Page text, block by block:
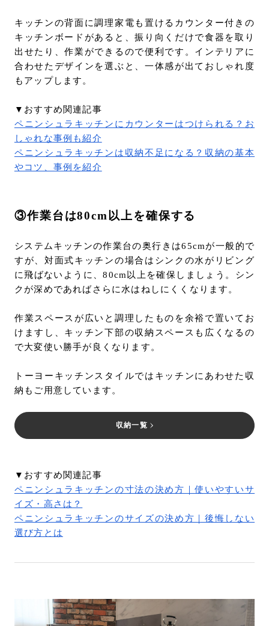
キッチンの背面に調理家電も置けるカウンター付きの
キッチンボードがあると、振り向くだけで食器を取り
出せたり、作業ができるので便利です。インテリアに
合わせたデザインを選ぶと、一体感が出ておしゃれ度
もアップします。
▼おすすめ関連記事
ペニンシュラキッチンにカウンターはつけられる？お
しゃれな事例も紹介
ペニンシュラキッチンは収納不足になる？収納の基本
やコツ、事例を紹介
③作業台は80cm以上を確保する
システムキッチンの作業台の奥行きは65cmが一般的で
すが、対面式キッチンの場合はシンクの水がリビング
に飛ばないように、80cm以上を確保しましょう。シン
クが深めであればさらに水はねしにくくなります。
作業スペースが広いと調理したものを余裕で置いてお
けますし、キッチン下部の収納スペースも広くなるの
で大変使い勝手が良くなります。
トーヨーキッチンスタイルではキッチンにあわせた収
納もご用意しています。
収納一覧
▼おすすめ関連記事
ペニンシュラキッチンの寸法の決め方｜使いやすいサ
イズ・高さは？
ペニンシュラキッチンのサイズの決め方｜後悔しない
選び方とは